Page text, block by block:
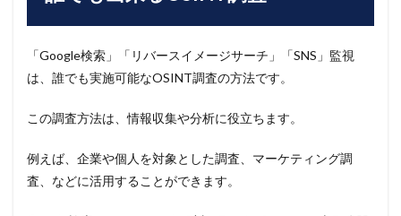
「Google検索」「リバースイメージサーチ」「SNS」監視
は、誰でも実施可能なOSINT調査の方法です。
この調査方法は、情報収集や分析に役立ちます。
例えば、企業や個人を対象とした調査、マーケティング調
査、などに活用することができます。